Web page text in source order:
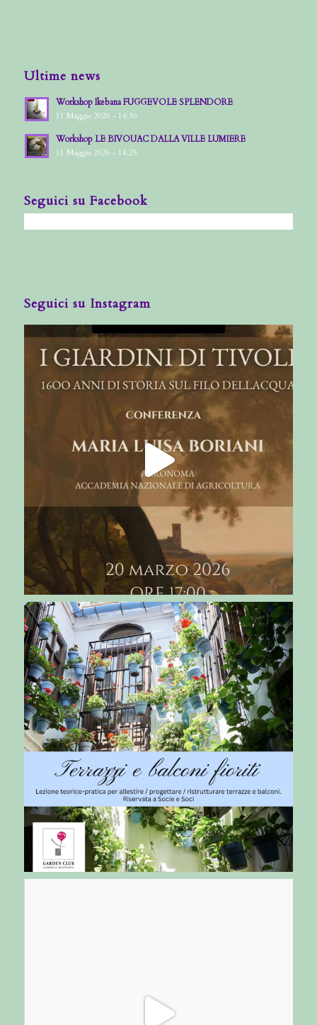
Ultime news
Workshop Ikebana FUGGEVOLE SPLENDORE
11 Maggio 2026 - 14:30
Workshop LE BIVOUAC DALLA VILLE LUMIERE
11 Maggio 2026 - 14:25
Seguici su Facebook
Seguici su Instagram